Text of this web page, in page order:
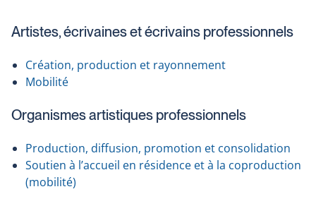
Artistes, écrivaines et écrivains professionnels
Création, production et rayonnement
Mobilité
Organismes artistiques professionnels
Production, diffusion, promotion et consolidation
Soutien à l’accueil en résidence et à la coproduction
(mobilité)